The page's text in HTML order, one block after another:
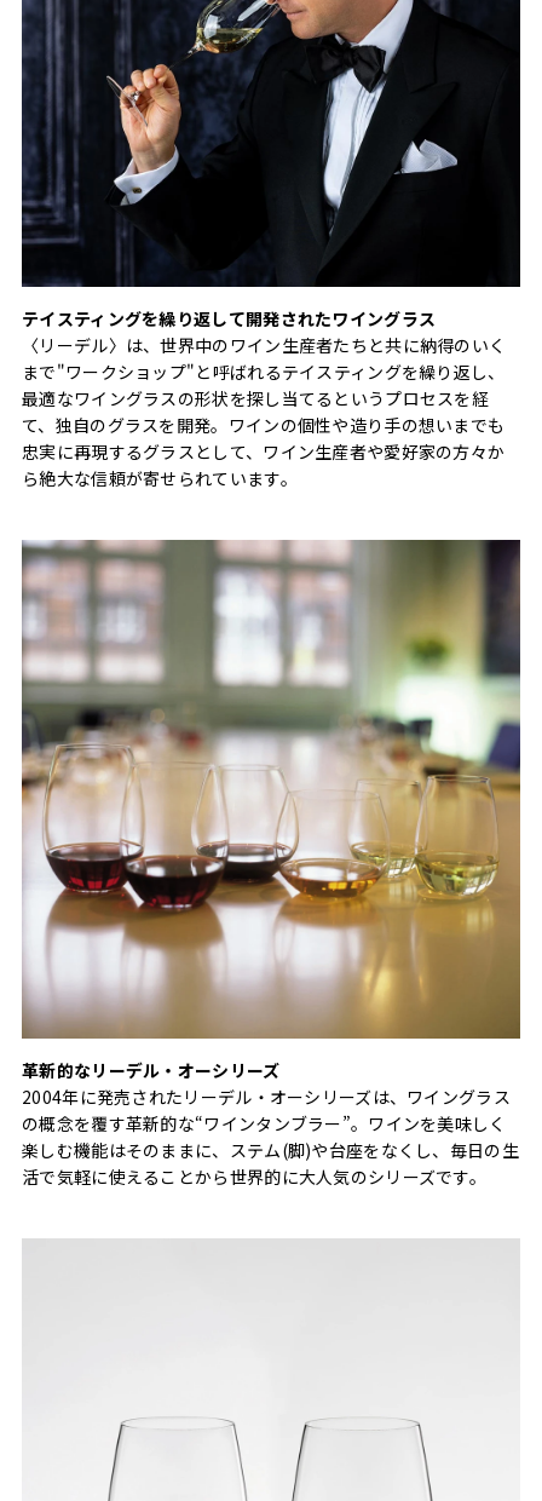
テイスティングを繰り返して開発されたワイングラス
〈リーデル〉は、世界中のワイン生産者たちと共に納得のいく
まで"ワークショップ"と呼ばれるテイスティングを繰り返し、
最適なワイングラスの形状を探し当てるというプロセスを経
て、独自のグラスを開発。ワインの個性や造り手の想いまでも
忠実に再現するグラスとして、ワイン生産者や愛好家の方々か
ら絶大な信頼が寄せられています。
革新的なリーデル・オーシリーズ
2004年に発売されたリーデル・オーシリーズは、ワイングラス
の概念を覆す革新的な“ワインタンブラー”。ワインを美味しく
楽しむ機能はそのままに、ステム(脚)や台座をなくし、毎日の生
活で気軽に使えることから世界的に大人気のシリーズです。